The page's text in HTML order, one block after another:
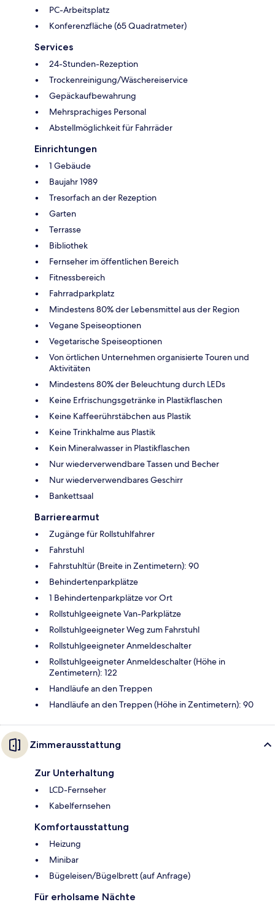
PC-Arbeitsplatz
Konferenzfläche (65 Quadratmeter)
Services
24-Stunden-Rezeption
Trockenreinigung/Wäschereiservice
Gepäckaufbewahrung
Mehrsprachiges Personal
Abstellmöglichkeit für Fahrräder
Einrichtungen
1 Gebäude
Baujahr 1989
Tresorfach an der Rezeption
Garten
Terrasse
Bibliothek
Fernseher im öffentlichen Bereich
Fitnessbereich
Fahrradparkplatz
Mindestens 80% der Lebensmittel aus der Region
Vegane Speiseoptionen
Vegetarische Speiseoptionen
Von örtlichen Unternehmen organisierte Touren und
Aktivitäten
Mindestens 80% der Beleuchtung durch LEDs
Keine Erfrischungsgetränke in Plastikflaschen
Keine Kaffeerührstäbchen aus Plastik
Keine Trinkhalme aus Plastik
Kein Mineralwasser in Plastikflaschen
Nur wiederverwendbare Tassen und Becher
Nur wiederverwendbares Geschirr
Bankettsaal
Barrierearmut
Zugänge für Rollstuhlfahrer
Fahrstuhl
Fahrstuhltür (Breite in Zentimetern): 90
Behindertenparkplätze
1 Behindertenparkplätze vor Ort
Rollstuhlgeeignete Van-Parkplätze
Rollstuhlgeeigneter Weg zum Fahrstuhl
Rollstuhlgeeigneter Anmeldeschalter
Rollstuhlgeeigneter Anmeldeschalter (Höhe in
Zentimetern): 122
Handläufe an den Treppen
Handläufe an den Treppen (Höhe in Zentimetern): 90
Zimmerausstattung
Zur Unterhaltung
LCD-Fernseher
Kabelfernsehen
Komfortausstattung
Heizung
Minibar
Bügeleisen/Bügelbrett (auf Anfrage)
Für erholsame Nächte